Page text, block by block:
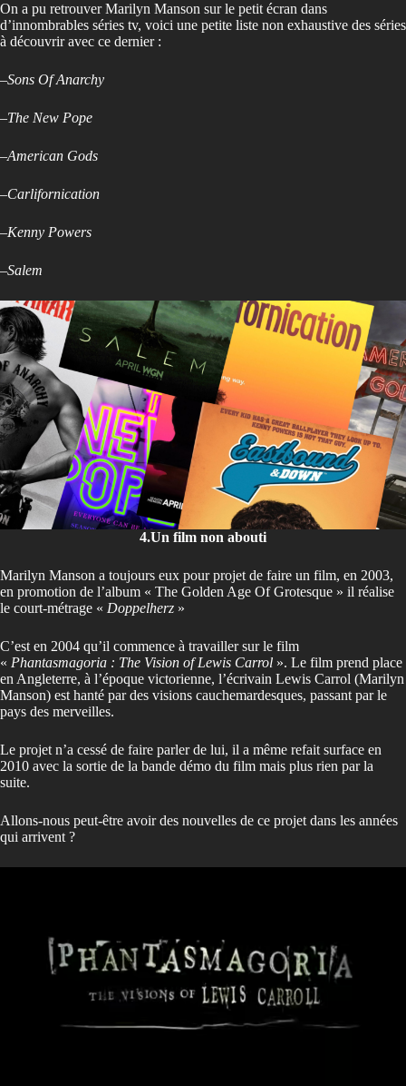
On a pu retrouver Marilyn Manson sur le petit écran dans
d’innombrables séries tv, voici une petite liste non exhaustive des séries
à découvrir avec ce dernier :
–Sons Of Anarchy
–The New Pope
–American Gods
–Carlifornication
–Kenny Powers
–Salem
4.Un film non abouti
Marilyn Manson a toujours eux pour projet de faire un film, en 2003,
en promotion de l’album « The Golden Age Of Grotesque » il réalise
le court-métrage « Doppelherz »
C’est en 2004 qu’il commence à travailler sur le film
« Phantasmagoria : The Vision of Lewis Carrol ». Le film prend place
en Angleterre, à l’époque victorienne, l’écrivain Lewis Carrol (Marilyn
Manson) est hanté par des visions cauchemardesques, passant par le
pays des merveilles.
Le projet n’a cessé de faire parler de lui, il a même refait surface en
2010 avec la sortie de la bande démo du film mais plus rien par la
suite.
Allons-nous peut-être avoir des nouvelles de ce projet dans les années
qui arrivent ?